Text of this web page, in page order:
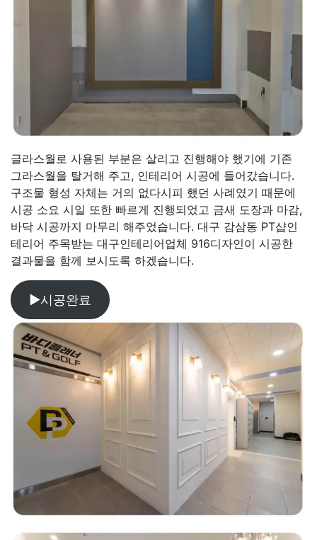
글라스월로 사용된 부분은 살리고 진행해야 했기에 기존
그라스월을 탈거해 주고, 인테리어 시공에 들어갔습니다.
구조물 형성 자체는 거의 없다시피 했던 사례였기 때문에
시공 소요 시일 또한 빠르게 진행되었고 금새 도장과 마감,
바닥 시공까지 마무리 해주었습니다. 대구 감삼동 PT샵인
테리어 주목받는 대구인테리어업체 916디자인이 시공한
결과물을 함께 보시도록 하겠습니다.
▶시공완료